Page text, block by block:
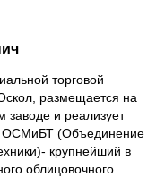
торговой
размещается на
заводе и реализует
ОСМиБТ (Объединение
крупнейший в
облицовочного